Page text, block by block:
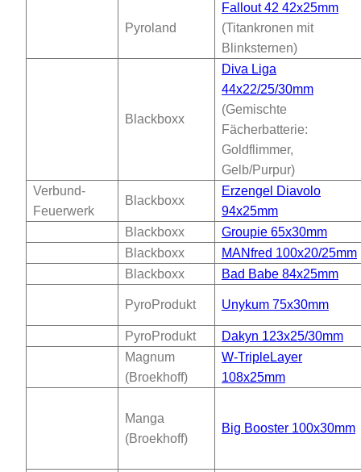
Pyroland
Fallout 42 42x25mm
(Titankronen mit
Blinksternen)
Blackboxx
Diva Liga
44x22/25/30mm
(Gemischte
Fächerbatterie:
Goldflimmer,
Gelb/Purpur)
Verbund-
Feuerwerk
Blackboxx
Erzengel Diavolo
94x25mm
Blackboxx
Groupie 65x30mm
Blackboxx
MANfred 100x20/25mm
Blackboxx
Bad Babe 84x25mm
PyroProdukt Unykum 75x30mm
PyroProdukt
Dakyn 123x25/30mm
Magnum
(Broekhoff)
W-TripleLayer
108x25mm
Manga
(Broekhoff)
Big Booster 100x30mm